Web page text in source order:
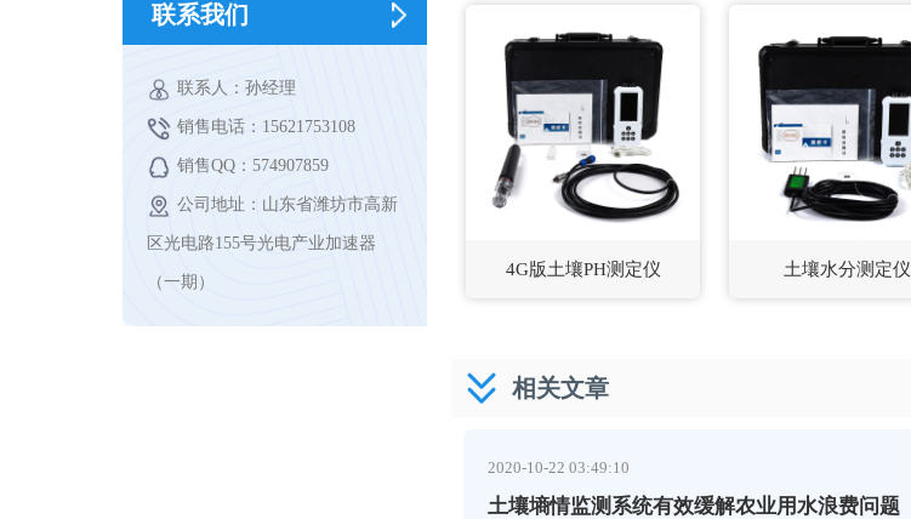
联系我们
联系人：孙经理
销售电话：15621753108
销售QQ：574907859
公司地址：山东省潍坊市高新
区光电路155号光电产业加速器
（一期）
4G版土壤PH测定仪 土壤水分测定仪
相关文章
2020-10-22 03:49:10
土壤墒情监测系统有效缓解农业用水浪费问题